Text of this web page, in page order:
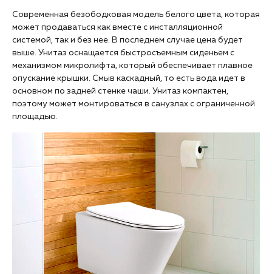
Современная безободковая модель белого цвета, которая
может продаваться как вместе с инсталляционной
системой, так и без нее. В последнем случае цена будет
выше. Унитаз оснащается быстросъемным сиденьем с
механизмом микролифта, который обеспечивает плавное
опускание крышки. Смыв каскадный, то есть вода идет в
основном по задней стенке чаши. Унитаз компактен,
поэтому может монтироваться в санузлах с ограниченной
площадью.